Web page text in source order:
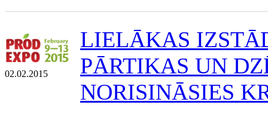
02.02.2015
LIELĀKAS
PĀRTIKAS UN
NORISINĀSIES